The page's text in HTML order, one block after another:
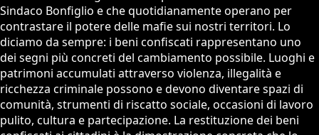
Sindaco Bonfiglio e che quotidianamente operano per
contrastare il potere delle mafie sui nostri territori. Lo
diciamo da sempre: i beni confiscati rappresentano uno
dei segni più concreti del cambiamento possibile. Luoghi e
patrimoni accumulati attraverso violenza, illegalità e
ricchezza criminale possono e devono diventare spazi di
comunità, strumenti di riscatto sociale, occasioni di lavoro
pulito, cultura e partecipazione. La restituzione dei beni